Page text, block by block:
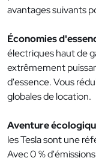
avantages suivants
Économies
électriques haut de
extrêmement
d'essence. Vous
globales de location.
Aventure
les Tesla sont une
Avec 0 %